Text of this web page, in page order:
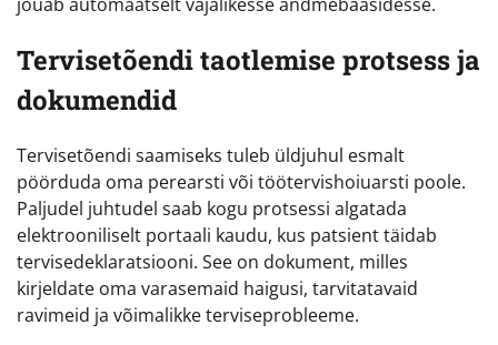
Tervisetõendi taotlemise protsess ja
dokumendid
Tervisetõendi saamiseks tuleb üldjuhul esmalt
pöörduda oma perearsti või töötervishoiuarsti poole.
Paljudel juhtudel saab kogu protsessi algatada
elektrooniliselt portaali kaudu, kus patsient täidab
tervisedeklaratsiooni. See on dokument, milles
kirjeldate oma varasemaid haigusi, tarvitatavaid
ravimeid ja võimalikke terviseprobleeme.